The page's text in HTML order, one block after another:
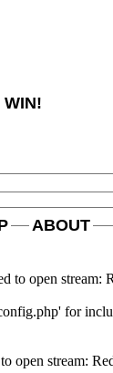
WIN!
ABOUT
to open stream:
for
open stream: